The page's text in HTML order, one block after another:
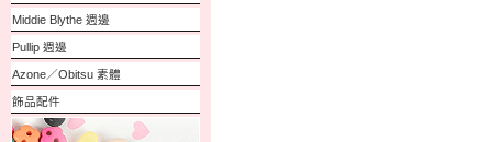
Middie Blythe 週邊
Pullip 週邊
Azone／Obitsu 素體
飾品配件